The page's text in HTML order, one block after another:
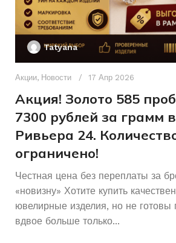
Tatyana
Акции, Новости 17 Апр 2026
Акция! Золото 585
7300 рублей за грамм в
Ривьера 24.
ограничено!
Честная цена без переплаты за
«новизну» Хотите купить
ювелирные изделия, но не готовы
вдвое больше только...